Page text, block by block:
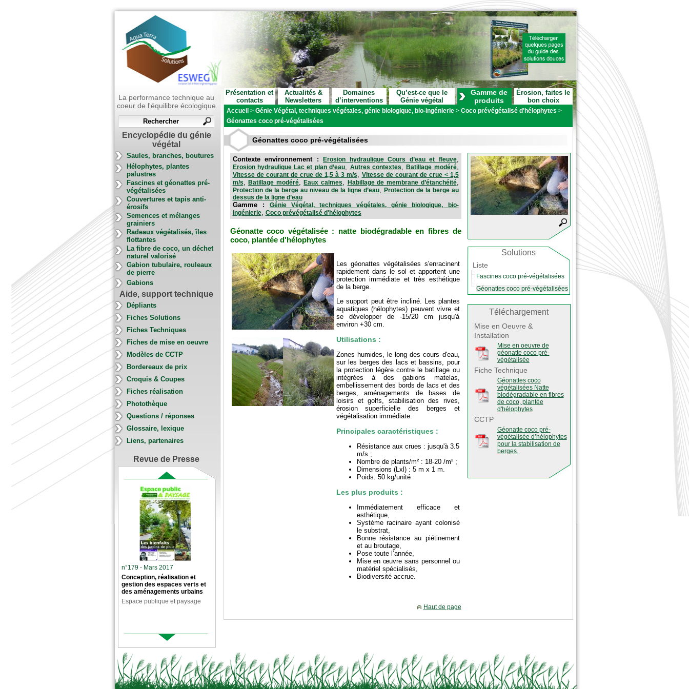
La performance technique au
coeur de l'équilibre écologique
Encyclopédie du génie
végétal
Saules, branches, boutures
Hélophytes, plantes
palustres
Fascines et géonattes pré-
végétalisées
Couvertures et tapis anti-
érosifs
Semences et mélanges
grainiers
Radeaux végétalisés, îles
flottantes
La fibre de coco, un déchet
naturel valorisé
Gabion tubulaire, rouleaux
de pierre
Gabions
Aide, support technique
Dépliants
Fiches Solutions
Fiches Techniques
Fiches de mise en oeuvre
Modèles de CCTP
Bordereaux de prix
Croquis & Coupes
Fiches réalisation
Photothèque
Questions / réponses
Glossaire, lexique
Liens, partenaires
Revue de Presse
n°179 - Mars 2017
Conception, réalisation et
gestion des espaces verts et
des aménagements urbains
Espace publique et paysage
Présentation et
contacts
Actualités &
Newsletters
Domaines
d’interventions
Qu’est-ce que le
Génie végétal
Gamme de
produits
Érosion, faites le
bon choix
Accueil > Génie Végétal, techniques végétales, génie biologique, bio-ingénierie > Coco prévégétalisé d'hélophytes >
Géonattes coco pré-végétalisées
Géonattes coco pré-végétalisées
Contexte environnement : Erosion hydraulique Cours d’eau et fleuve,
Erosion hydraulique Lac et plan d’eau, Autres contextes,Batillage modéré,
Vitesse de courant de crue de 1,5 à 3 m/s, Vitesse de courant de crue < 1,5
m/s,Batillage modéré,Eaux calmes, Habillage de membrane d’étanchéité,
Protection de la berge au niveau de la ligne d’eau, Protection de la berge au
dessus de la ligne d’eau
Gamme : Génie Végétal, techniques végétales, génie biologique, bio-
ingénierie, Coco prévégétalisé d'hélophytes
Géonatte coco végétalisée : natte biodégradable en fibres de
coco, plantée d'hélophytes
Les géonattes végétalisées s'enracinent
rapidement dans le sol et apportent une
protection immédiate et très esthétique
de la berge.
Le support peut être incliné. Les plantes
aquatiques (hélophytes) peuvent vivre et
se développer de -15/20 cm jusqu'à
environ +30 cm.
Utilisations :
Zones humides, le long des cours d'eau,
sur les berges des lacs et bassins, pour
la protection légère contre le batillage ou
intégrées à des gabions matelas,
embellissement des bords de lacs et des
berges, aménagements de bases de
loisirs et golfs, stabilisation des rives,
érosion superficielle des berges et
végétalisation immédiate.
Principales caractéristiques :
Résistance aux crues : jusqu'à 3.5
m/s ;
Nombre de plants/m² : 18-20 /m² ;
Dimensions (Lxl) : 5 m x 1 m.
Poids: 50 kg/unité
Les plus produits :
Immédiatement efficace et
esthétique,
Système racinaire ayant colonisé
le substrat,
Bonne résistance au piétinement
et au broutage,
Pose toute l’année,
Mise en œuvre sans personnel ou
matériel spécialisés,
Biodiversité accrue.
Haut de page
Solutions
Liste
Fascines coco pré-végétalisées
Géonattes coco pré-végétalisées
Téléchargement
Mise en Oeuvre &
Installation
Mise en oeuvre de
géonatte coco pré-
végétalisée
Fiche Technique
Géonattes coco
végétalisées Natte
biodégradable en fibres
de coco, plantée
d'hélophytes
CCTP
Géonatte coco pré-
végétalisée d’hélophytes
pour la stabilisation de
berges.